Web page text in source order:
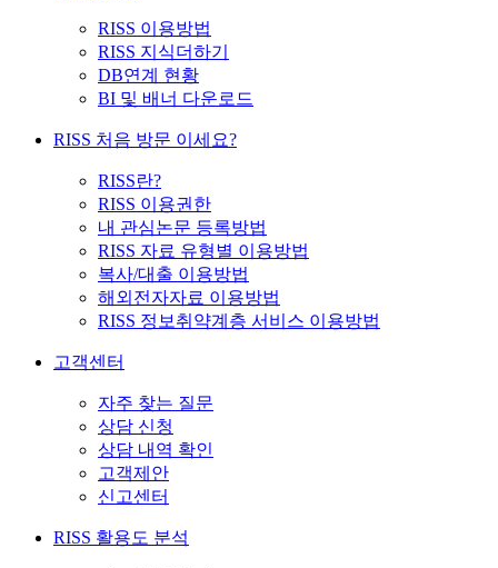
RISS 이용방법
RISS 지식더하기
DB연계 현황
BI 및 배너 다운로드
RISS 처음 방문 이세요?
RISS란?
RISS 이용권한
내 관심논문 등록방법
RISS 자료 유형별 이용방법
복사/대출 이용방법
해외전자자료 이용방법
RISS 정보취약계층 서비스 이용방법
고객센터
자주 찾는 질문
상담 신청
상담 내역 확인
고객제안
신고센터
RISS 활용도 분석